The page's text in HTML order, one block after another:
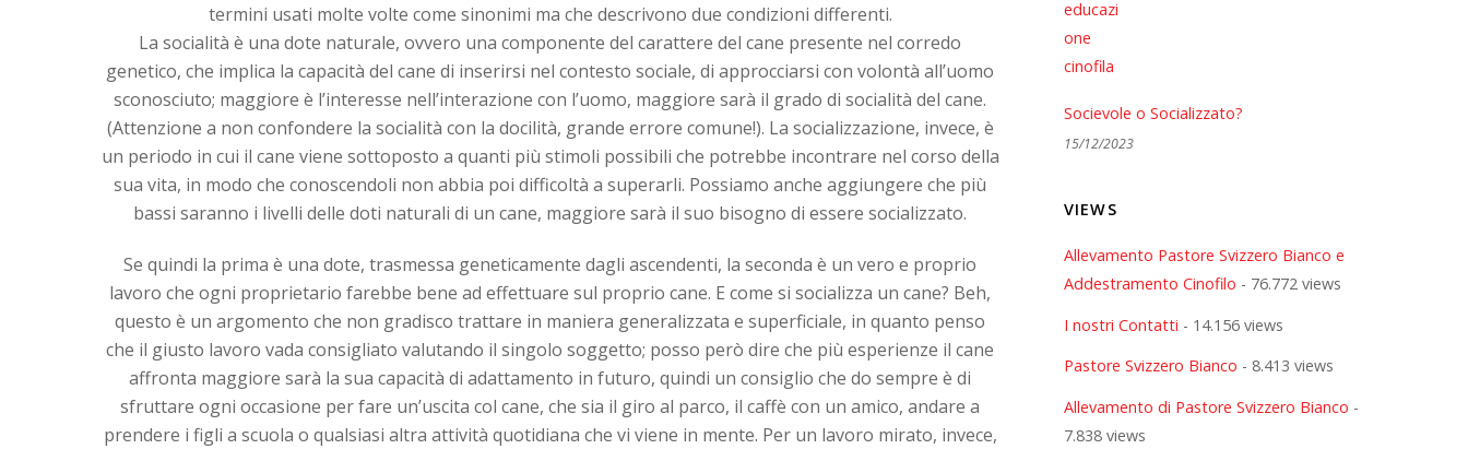
termini usati molte volte come sinonimi ma che descrivono due condizioni differenti.
La socialità è una dote naturale, ovvero una componente del carattere del cane presente nel corredo
genetico, che implica la capacità del cane di inserirsi nel contesto sociale, di approcciarsi con volontà all’uomo
sconosciuto; maggiore è l’interesse nell’interazione con l’uomo, maggiore sarà il grado di socialità del cane.
(Attenzione a non confondere la socialità con la docilità, grande errore comune!). La socializzazione, invece, è
un periodo in cui il cane viene sottoposto a quanti più stimoli possibili che potrebbe incontrare nel corso della
sua vita, in modo che conoscendoli non abbia poi difficoltà a superarli. Possiamo anche aggiungere che più
bassi saranno i livelli delle doti naturali di un cane, maggiore sarà il suo bisogno di essere socializzato.
Se quindi la prima è una dote, trasmessa geneticamente dagli ascendenti, la seconda è un vero e proprio
lavoro che ogni proprietario farebbe bene ad effettuare sul proprio cane. E come si socializza un cane? Beh,
questo è un argomento che non gradisco trattare in maniera generalizzata e superficiale, in quanto penso
che il giusto lavoro vada consigliato valutando il singolo soggetto; posso però dire che più esperienze il cane
affronta maggiore sarà la sua capacità di adattamento in futuro, quindi un consiglio che do sempre è di
sfruttare ogni occasione per fare un’uscita col cane, che sia il giro al parco, il caffè con un amico, andare a
prendere i figli a scuola o qualsiasi altra attività quotidiana che vi viene in mente. Per un lavoro mirato, invece,
Socievole o Socializzato?
15/12/2023
VIEWS
Allevamento Pastore Svizzero Bianco e
Addestramento Cinofilo - 76.772 views
I nostri Contatti - 14.156 views
Pastore Svizzero Bianco - 8.413 views
Allevamento di Pastore Svizzero Bianco -
7.838 views